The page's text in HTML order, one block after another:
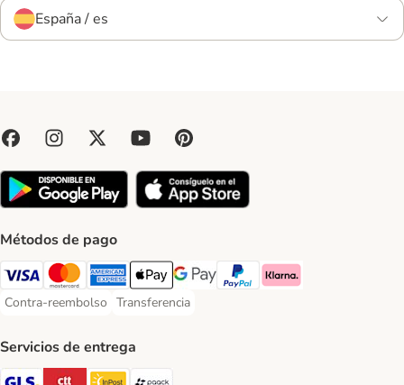
España / es
Métodos de pago
Visa Payment Method
Mastercard Payment Method
American Express Payment Method
Apple Pay Payment Method
Google Pay Payment Method
PayPal Payment Method
Klarna Payment Method
Contra-reembolso
Contra-reembolso Payment Method
Transferencia
Transferencia Payment Method
Servicios de entrega
GLS Shipping Method
CTTExpress Shipping Method
InPost Shipping Method
paack Shipping Method